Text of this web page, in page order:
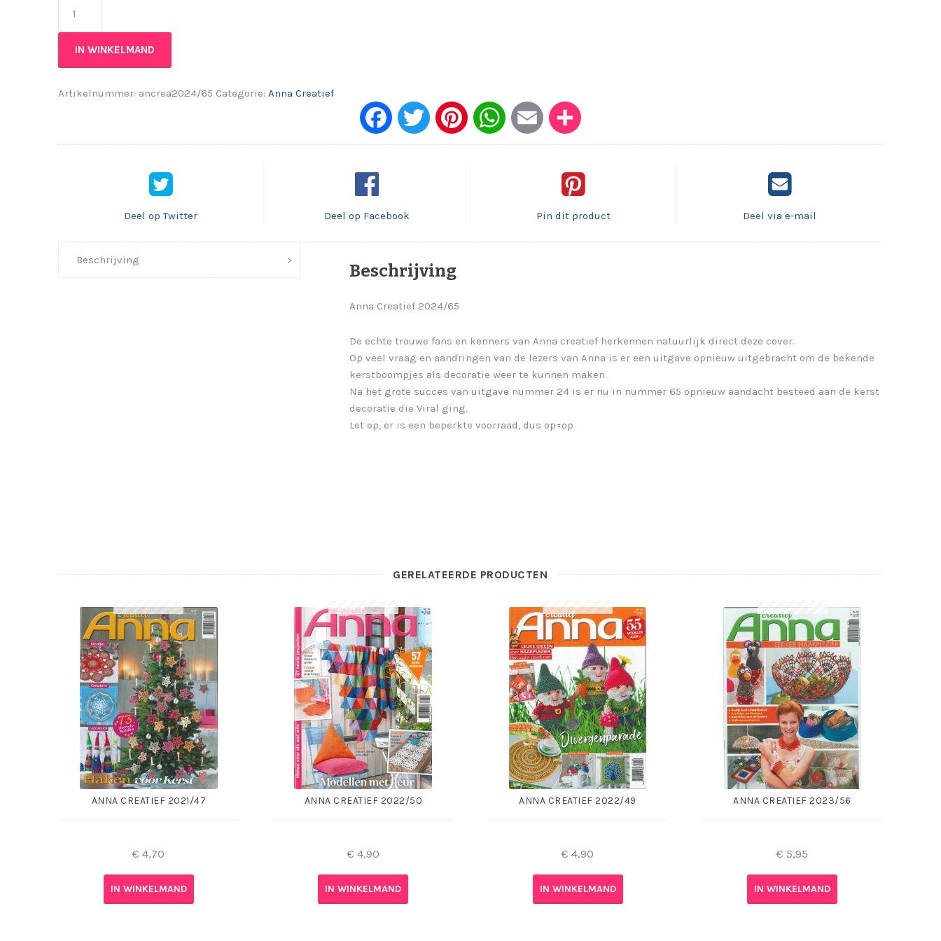
IN WINKELMAND
Artikelnummer: ancrea2024/65 Categorie: Anna Creatief
Face Twitt Pinte What Emai
Deel op Twitter Deel op Facebook Pin dit product Deel via e-mail
Beschrijving
Beschrijving
Anna Creatief 2024/65
De echte trouwe fans en kenners van Anna creatief herkennen natuurlijk direct deze cover.
Op veel vraag en aandringen van de lezers van Anna is er een uitgave opnieuw uitgebracht om de bekende
kerstboompjes als decoratie weer te kunnen maken.
Na het grote succes van uitgave nummer 24 is er nu in nummer 65 opnieuw aandacht besteed aan de kerst
decoratie die Viral ging.
Let op, er is een beperkte voorraad, dus op=op
GERELATEERDE PRODUCTEN
ANNA CREATIEF 2021/47
€ 4,70
IN WINKELMAND
ANNA CREATIEF 2022/50
€ 4,90
IN WINKELMAND
ANNA CREATIEF 2022/49
€ 4,90
IN WINKELMAND
ANNA CREATIEF 2023/56
€ 5,95
IN WINKELMAND